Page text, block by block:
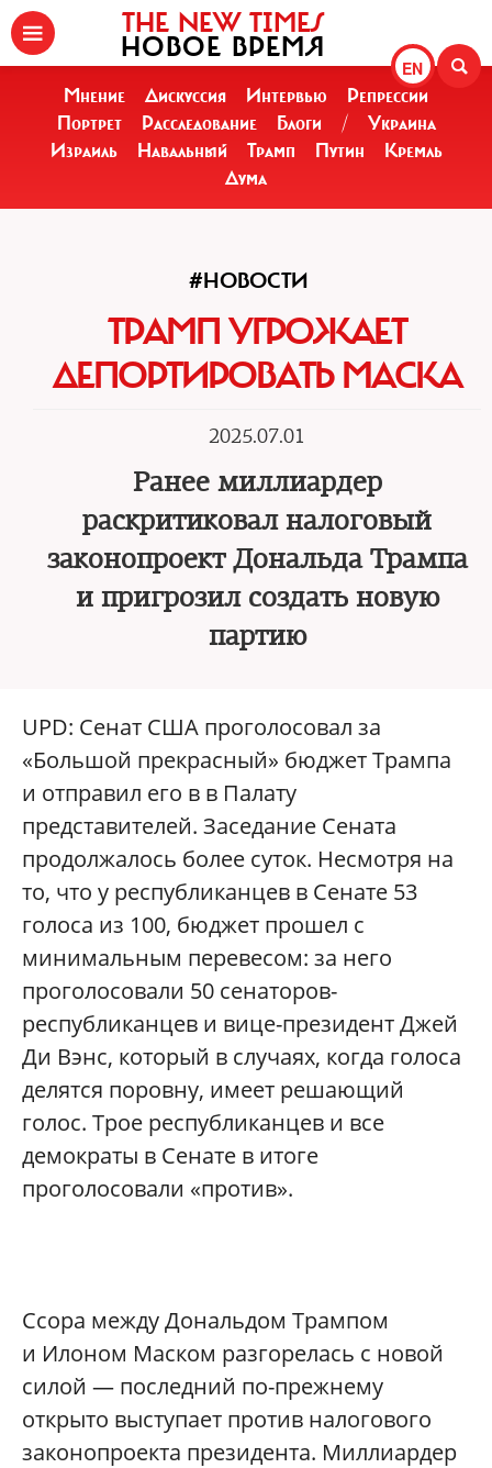
EN
THE NEW TIMES
НОВОЕ ВРЕМЯ
Мнение Дискуссия Интервью
Репрессии
Портрет
Расследование Блоги /
Украина
Израиль
Навальный Трамп Путин
Кремль
Дума
#НОВОСТИ
ТРАМП УГРОЖАЕТ
ДЕПОРТИРОВАТЬ МАСКА
2025.07.01
Ранее миллиардер
раскритиковал налоговый
законопроект Дональда Трампа
и пригрозил создать новую
партию
UPD: Сенат США проголосовал за
«Большой прекрасный» бюджет Трампа
и отправил его в в Палату
представителей. Заседание Сената
продолжалось более суток. Несмотря на
то, что у республиканцев в Сенате 53
голоса из 100, бюджет прошел с
минимальным перевесом: за него
проголосовали 50 сенаторов-
республиканцев и вице-президент Джей
Ди Вэнс, который в случаях, когда голоса
делятся поровну, имеет решающий
голос. Трое республиканцев и все
демократы в Сенате в итоге
проголосовали «против».
Ссора между Дональдом Трампом
и Илоном Маском разгорелась с новой
силой — последний по-прежнему
открыто выступает против налогового
законопроекта президента. Миллиардер